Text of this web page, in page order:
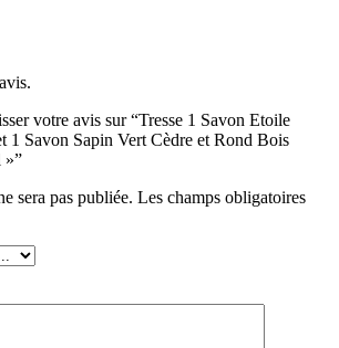
votre avis sur “Tresse 1 Savon Etoile
1 Savon Sapin Vert Cèdre et Rond Bois
»”
sera pas publiée. Les champs obligatoires